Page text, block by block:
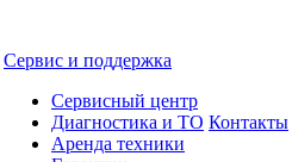
Сервис и поддержка
Сервисный центр
Диагностика и ТО
Аренда техники
Контакты